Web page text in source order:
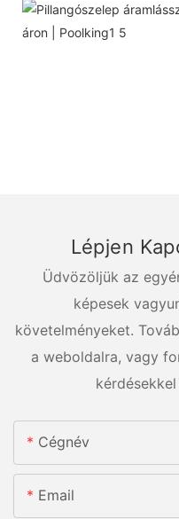
Lépjen
Üdvözöljük az
képesek
követelményeket.
a weboldalra, vagy
Cégnév
Email